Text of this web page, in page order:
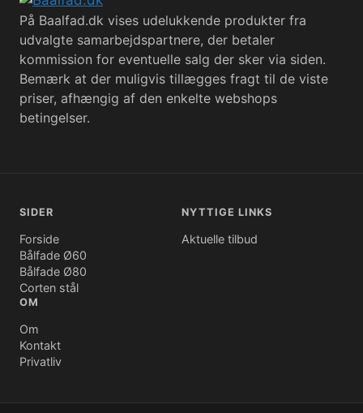
På Baalfad.dk vises udelukkende produkter fra
udvalgte samarbejdspartnere, der betaler
kommission for eventuelle salg der sker via siden.
Bemærk at der muligvis tillægges fragt til de viste
priser, afhængig af den enkelte webshops
betingelser.
SIDER
Forside
Bålfade Ø60
Bålfade Ø80
Corten stål
NYTTIGE LINKS
Aktuelle tilbud
OM
Om
Kontakt
Privatliv